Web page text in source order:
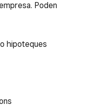
Poden
hipoteques